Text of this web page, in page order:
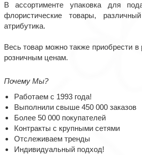
В ассортименте упаковка для
флористические товары,
атрибутика.
Весь товар можно также приобрести в
розничным ценам.
Почему Мы?
Работаем с 1993 года!
Выполнили свыше 450 000 заказов
Более 50 000 покупателей
Контракты с крупными сетями
Отслеживаем тренды
Индивидуальный подход!